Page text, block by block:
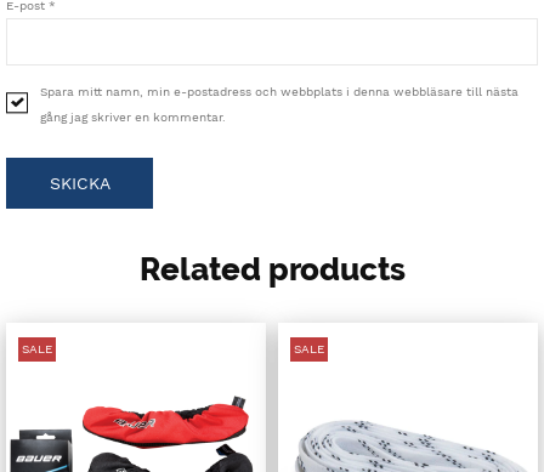
E-post*
Spara mitt namn, min e-postadress och webbplats i denna webbläsare till nästa
gång jag skriver en kommentar.
Related products
SALE SALE